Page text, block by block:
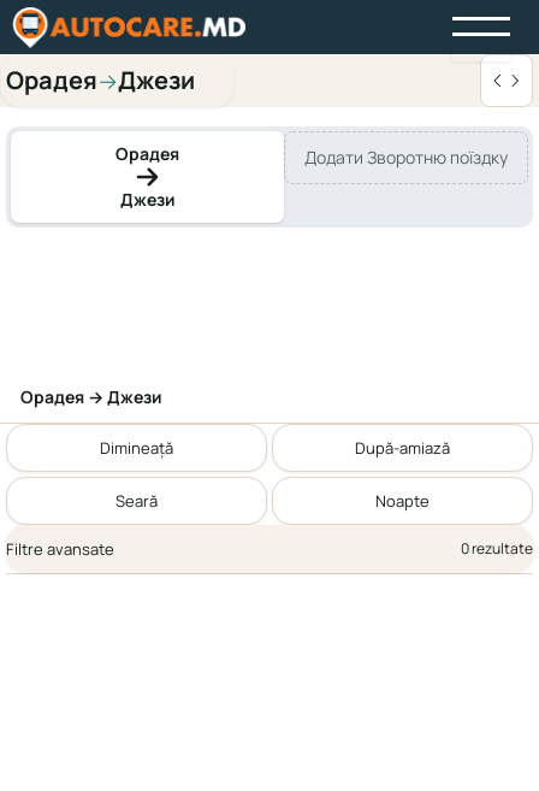
Орадея→Джези
Орадея
Джези
Додати Зворотню поїздку
Орадея → Джези
Dimineață După-amiază
Seară Noapte
Filtre avansate 0 rezultate